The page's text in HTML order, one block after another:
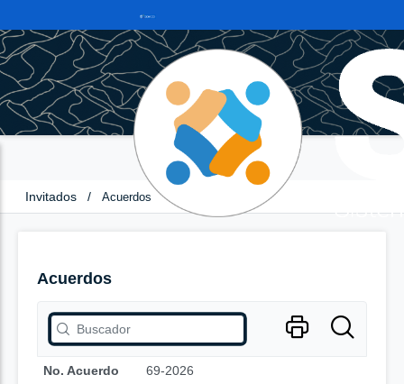
Invitados / Acuerdos
Acuerdos
No. Acuerdo
69-2026